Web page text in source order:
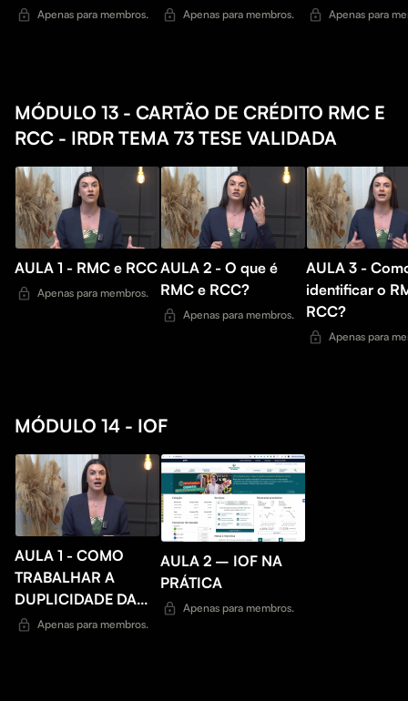
Apenas para membros.
CÁLCULO PERICIAL
Apenas para membros.
REVOLUÇÃO
Apenas para
MÓDULO 13 - CARTÃO DE CRÉDITO RMC E
RCC - IRDR TEMA 73 TESE VALIDADA
AULA 1 - RMC e RCC
Apenas para membros.
AULA 2 - O que é
RMC e RCC?
Apenas para membros.
AULA 3 -
identificar o
RCC?
Apenas para
MÓDULO 14 - IOF
AULA 1 - COMO
TRABALHAR A
DUPLICIDADE DA
COBRANÇA
Apenas para membros.
AULA 2 – IOF NA
PRÁTICA
Apenas para membros.